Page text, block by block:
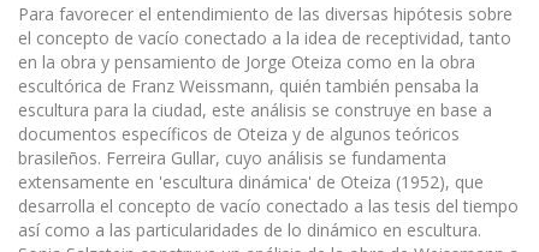
Para favorecer el entendimiento de las diversas hipótesis sobre
el concepto de vacío conectado a la idea de receptividad, tanto
en la obra y pensamiento de Jorge Oteiza como en la obra
escultórica de Franz Weissmann, quién también pensaba la
escultura para la ciudad, este análisis se construye en base a
documentos específicos de Oteiza y de algunos teóricos
brasileños. Ferreira Gullar, cuyo análisis se fundamenta
extensamente en 'escultura dinámica' de Oteiza (1952), que
desarrolla el concepto de vacío conectado a las tesis del tiempo
así como a las particularidades de lo dinámico en escultura.